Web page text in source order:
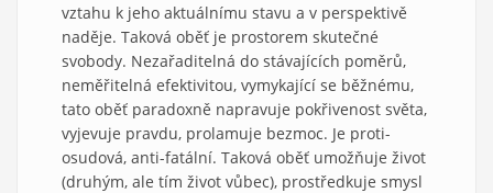
vztahu k jeho aktuálnímu stavu a v perspektivě
naděje. Taková oběť je prostorem skutečné
svobody. Nezařaditelná do stávajících poměrů,
neměřitelná efektivitou, vymykající se běžnému,
tato oběť paradoxně napravuje pokřivenost světa,
vyjevuje pravdu, prolamuje bezmoc. Je proti-
osudová, anti-fatální. Taková oběť umožňuje život
(druhým, ale tím život vůbec), prostředkuje smysl